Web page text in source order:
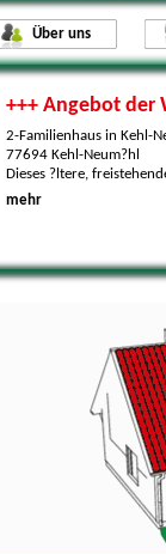
Über uns
+++ Angebot der
2-Familienhaus in Kehl-
77694 Kehl-Neum?hl
Dieses ?ltere,
mehr